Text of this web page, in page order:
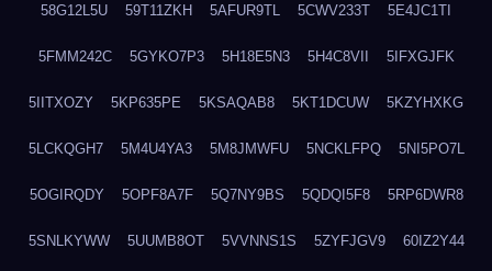
58G12L5U 59T11ZKH 5AFUR9TL 5CWV233T 5E4JC1TI
5FMM242C 5GYKO7P3 5H18E5N3 5H4C8VII 5IFXGJFK
5IITXOZY 5KP635PE 5KSAQAB8 5KT1DCUW 5KZYHXKG
5LCKQGH7 5M4U4YA3 5M8JMWFU 5NCKLFPQ 5NI5PO7L
5OGIRQDY 5OPF8A7F 5Q7NY9BS 5QDQI5F8 5RP6DWR8
5SNLKYWW 5UUMB8OT 5VVNNS1S 5ZYFJGV9 60IZ2Y44